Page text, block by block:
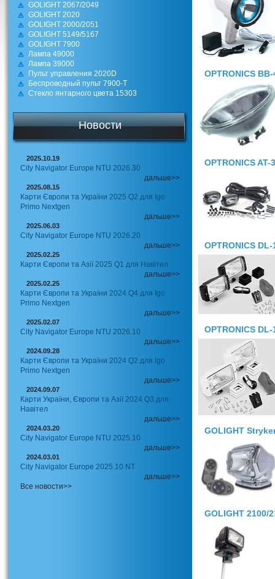
GOLIGHT 2067/2049
GOLIGHT 2020
GOLIGHT 2000/2051
GOLIGHT 5149/5167
GOLIGHT 7900
Лампа 49000
Лампа 39000
Пульт управления 2020D
Беспроводный пульт 7900-T
Стекло янтарного цвета 15303
Новости
2025.10.19
City Navigator Europe NTU 2026.30
дальше>>
2025.08.15
Карти Європи та України 2025 Q2 для Igo
Primo Nextgen
дальше>>
2025.06.03
City Navigator Europe NTU 2026.20
дальше>>
2025.02.25
Карти Європи та Азії 2025 Q1 для Навітел
дальше>>
2025.02.25
Карти Європи та України 2024 Q4 для Igo
Primo Nextgen
дальше>>
2025.02.07
City Navigator Europe NTU 2026.10
дальше>>
2024.09.28
Карти Європи та України 2024 Q2 для Igo
Primo Nextgen
дальше>>
2024.09.07
Карти України, Європи та Азії 2024 Q3 для
Навітел
дальше>>
2024.03.20
City Navigator Europe NTU 2025.10
дальше>>
2024.03.01
City Navigator Europe 2025.10 NT
дальше>>
Все новости>>
OPTRONICS
OPTRONICS AT-
OPTRONICS
OPTRONICS
GOLIGHT
GOLIGHT 2100/